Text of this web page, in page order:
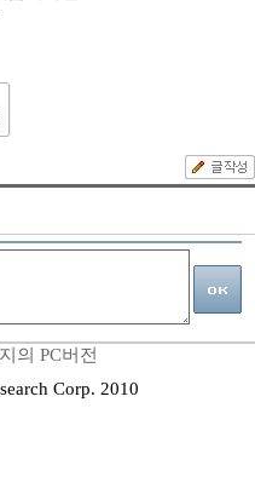
의 PC버전
Corp. 2010